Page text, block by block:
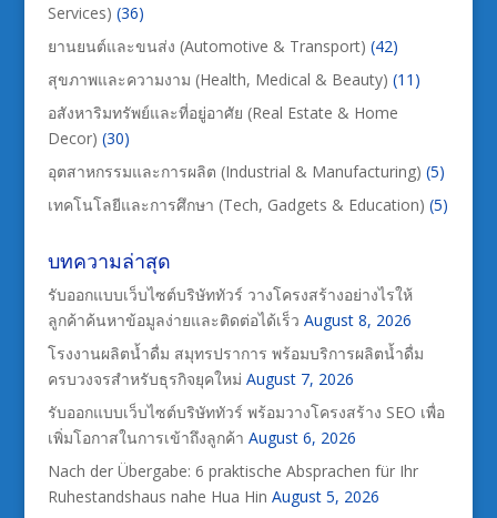
Services) (36)
ยานยนต์และขนส่ง (Automotive & Transport) (42)
สุขภาพและความงาม (Health, Medical & Beauty) (11)
อสังหาริมทรัพย์และที่อยู่อาศัย (Real Estate & Home
Decor) (30)
อุตสาหกรรมและการผลิต (Industrial & Manufacturing) (5)
เทคโนโลยีและการศึกษา (Tech, Gadgets & Education) (5)
บทความล่าสุด
รับออกแบบเว็บไซต์บริษัททัวร์ วางโครงสร้างอย่างไรให้
ลูกค้าค้นหาข้อมูลง่ายและติดต่อได้เร็ว August 8, 2026
โรงงานผลิตน้ำดื่ม สมุทรปราการ พร้อมบริการผลิตน้ำดื่ม
ครบวงจรสำหรับธุรกิจยุคใหม่ August 7, 2026
รับออกแบบเว็บไซต์บริษัททัวร์ พร้อมวางโครงสร้าง SEO เพื่อ
เพิ่มโอกาสในการเข้าถึงลูกค้า August 6, 2026
Nach der Übergabe: 6 praktische Absprachen für Ihr
Ruhestandshaus nahe Hua Hin August 5, 2026